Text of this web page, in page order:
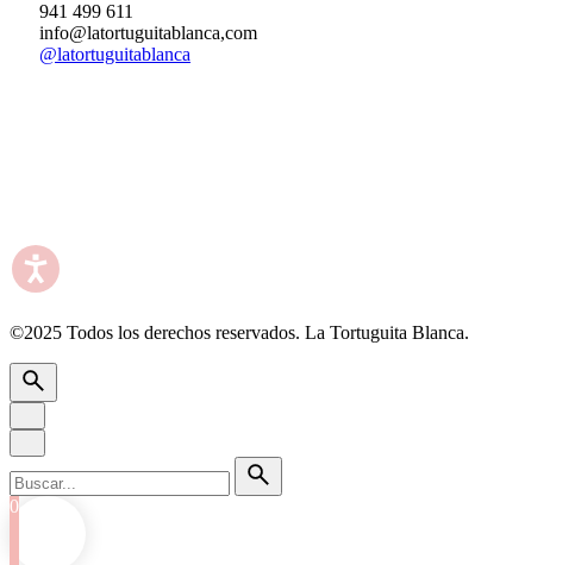
941 499 611
info@latortuguitablanca,com
@latortuguitablanca
©2025 Todos los derechos reservados. La Tortuguita Blanca.
por
0